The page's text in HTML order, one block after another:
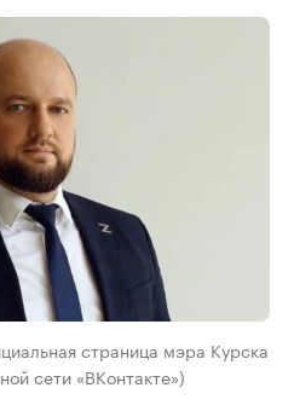
страница мэра Курска
сети «ВКонтакте»)